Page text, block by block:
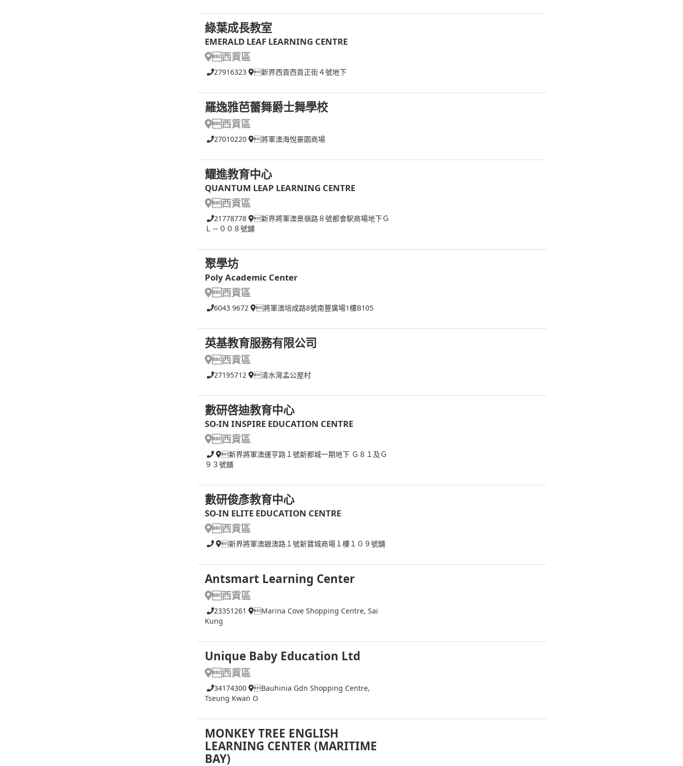
綠葉成長教室
EMERALD LEAF LEARNING CENTRE
西貢區
27916323 新界西貢西貢正街４號地下
羅逸雅芭蕾舞爵士舞學校
西貢區
27010220 將軍澳海悅豪園商場
耀進教育中心
QUANTUM LEAP LEARNING CENTRE
西貢區
21778778
新界將軍澳景嶺路８號都會駅商場地下Ｇ
Ｌ－００８號舖
聚學坊
Poly Academic Center
西貢區
6043 9672 將軍澳培成路8號南豐廣場1樓B105
英基教育服務有限公司
西貢區
27195712 清水灣孟公屋村
數研啓迪教育中心
SO-IN INSPIRE EDUCATION CENTRE
西貢區
新界將軍澳運亨路１號新都城一期地下 Ｇ８１及Ｇ
９３號舖
數研俊彥教育中心
SO-IN ELITE EDUCATION CENTRE
西貢區
新界將軍澳銀澳路１號新寶城商場１樓１０９號舖
Antsmart Learning Center
西貢區
23351261
Marina Cove Shopping Centre, Sai
Kung
Unique Baby Education Ltd
西貢區
34174300
Bauhinia Gdn Shopping Centre,
Tseung Kwan O
MONKEY TREE ENGLISH
LEARNING CENTER (MARITIME
BAY)